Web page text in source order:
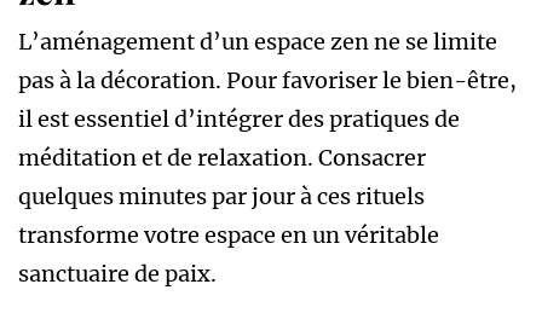
L’aménagement d’un espace zen ne se limite
pas à la décoration. Pour favoriser le bien-être,
il est essentiel d’intégrer des pratiques de
méditation et de relaxation. Consacrer
quelques minutes par jour à ces rituels
transforme votre espace en un véritable
sanctuaire de paix.